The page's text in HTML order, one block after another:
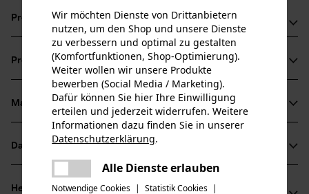
Produktvorteile
PrimaLoft® BLACK Eco Isolierung für zuverlässige Wärme
YKK®-Frontreißverschluss mit Kinnschutz
Verstellbarer Saum für individuelle Passform
Produktinformationen
Produktdetails
Ärmeltyp
Material & Pflege
Materialart
Datenblätter
Produktsicherheitsdatenblatt (PDF)
Herstellerinformationen
Wir möchten Dienste von Drittanbietern
nutzen, um den Shop und unsere Dienste
zu verbessern und optimal zu gestalten
(Komfortfunktionen, Shop-Optimierung).
Weiter wollen wir unsere Produkte
bewerben (Social Media / Marketing).
Dafür können Sie hier Ihre Einwilligung
erteilen und jederzeit widerrufen. Weitere
Informationen dazu finden Sie in unserer
Datenschutzerklärung.
Alle Dienste erlauben
Notwendige Cookies | Statistik Cookies |
Es ist ein Fehler aufgetreten. Bitte
versuchen Sie es erneut.